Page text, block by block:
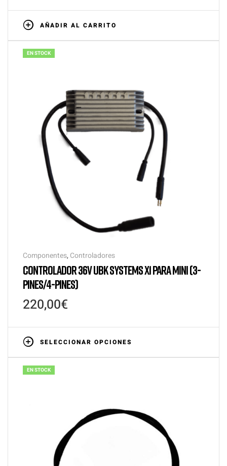
AÑADIR AL CARRITO
EN STOCK
Componentes, Controladores
CONTROLADOR 36V UBK SYSTEMS X1 PARA MINI (3-
PINES/4-PINES)
220,00€
SELECCIONAR OPCIONES
EN STOCK